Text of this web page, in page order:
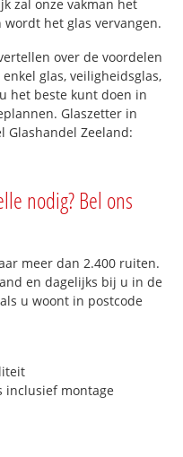
zal onze vakman het
het glas vervangen.
over de voordelen
glas, veiligheidsglas,
het beste kunt doen in
Glaszetter in
Glashandel Zeeland:
nodig? Bel ons
meer dan 2.400 ruiten.
en dagelijks bij u in de
u woont in postcode
inclusief montage